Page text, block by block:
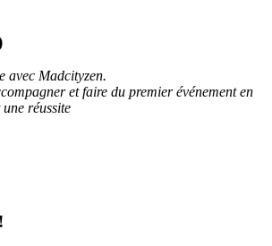
avec Madcityzen.
et faire du premier événement en
réussite